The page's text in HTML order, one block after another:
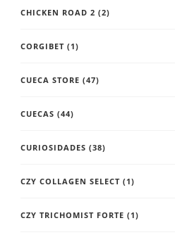
CHICKEN ROAD 2 (2)
CORGIBET (1)
CUECA STORE (47)
CUECAS (44)
CURIOSIDADES (38)
CZY COLLAGEN SELECT (1)
CZY TRICHOMIST FORTE (1)